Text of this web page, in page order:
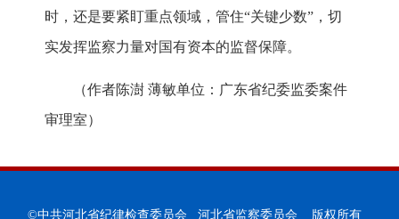
时，还是要紧盯重点领域，管住“关键少数”，切
实发挥监察力量对国有资本的监督保障。
（作者陈澍 薄敏单位：广东省纪委监委案件
审理室）
©中共河北省纪律检查委员会 河北省监察委员会 版权所有